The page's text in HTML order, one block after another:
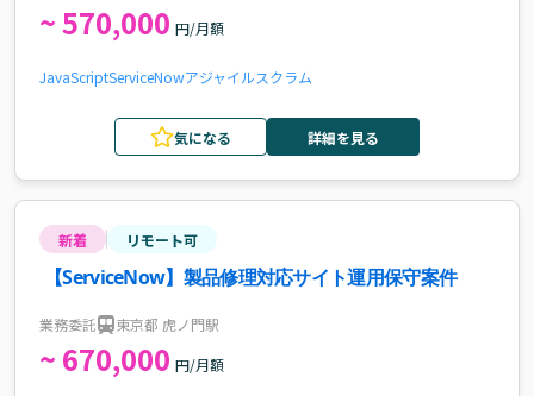
~ 570,000 円/月額
JavaScriptServiceNowアジャイルスクラム
気になる 詳細を見る
新着 リモート可
【ServiceNow】製品修理対応サイト運用保守案件
業務委託 東京都 虎ノ門駅
~ 670,000 円/月額